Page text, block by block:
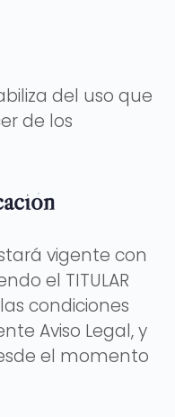
del uso que
de los
vigente con
el TITULAR
condiciones
Aviso Legal, y
el momento